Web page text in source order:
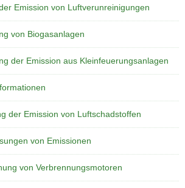
Emission von Luftverunreinigungen
von Biogasanlagen
der Emission aus Kleinfeuerungsanlagen
der Emission von Luftschadstoffen
von Emissionen
von Verbrennungsmotoren